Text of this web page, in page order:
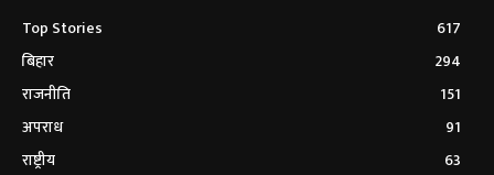
Top Stories
617
बिहार
294
राजनीति
151
अपराध
91
राष्ट्रीय
63